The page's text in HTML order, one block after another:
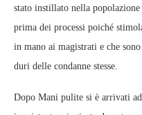
stato instillato nella popolazione
prima dei processi poiché
in mano ai magistrati e che
duri delle condanne stesse.
Dopo Mani pulite si è arrivati